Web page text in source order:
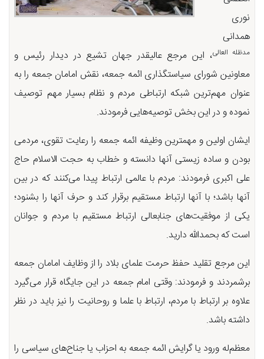
نوری
همدانی
مدظله العالی، این مرجع عالیقدر جهان تشیع در دیدار رئیس و
معاونین شورای سیاستگذاری ائمه جمعه، نقش امامان جمعه را به
عنوان مهم‌ترین شبكه ارتباطی مردم و نظام بسیار مهم توصیف
نموده و در این بخش توصیه‌هایی فرمودند.
ایشان اولین و مهمترین وظیفه ائمه جمعه را رعایت تقوی، مردمی
بودن و ساده زیستی آنها دانسته و خطاب به حجت الاسلام حاج
علی اكبری فرمودند: مردم با عالمی ارتباط پیدا می‌كنند كه در بین
آنها باشد؛ با آنها ارتباط مستقیم برقرار كند و حرف آنها را بشنود؛
یكی از موفقیت‌های جنابعالی ارتباط مستقیم با مردم و جوانان
است كه بحمدالله دارید.
این مرجع تقلید حفظ حرمت علمای بلاد را از وظایف امامان جمعه
برشمردند و فرمودند: وقتی امام جمعه در این جایگاه قرار می‌گیرد
علاوه بر ارتباط با مردم، ارتباط با علما و روحانیت را نیز باید در نظر
داشته باشد.
معظم‌له ورود یا گرایش ائمه جمعه به احزاب یا جناح‌های سیاسی را